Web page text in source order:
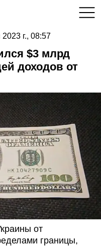
г., 08:57
$3 млрд
доходов от
от
границы,